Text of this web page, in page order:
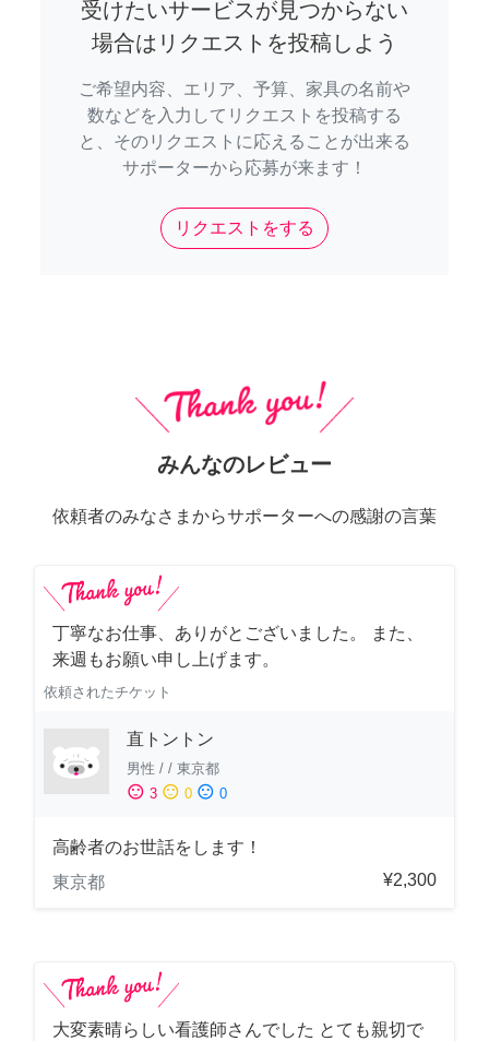
受けたいサービスが見つからない
場合はリクエストを投稿しよう
ご希望内容、エリア、予算、家具の名前や
数などを入力してリクエストを投稿する
と、そのリクエストに応えることが出来る
サポーターから応募が来ます！
リクエストをする
みんなのレビュー
依頼者のみなさまからサポーターへの感謝の言葉
丁寧なお仕事、ありがとございました。 また、
来週もお願い申し上げます。
依頼されたチケット
直トントン
男性 / / 東京都
sentiment_satisfied 3 sentiment_neutral 0 sentiment_dissatisfied 0
高齢者のお世話をします！
東京都
¥2,300
大変素晴らしい看護師さんでした とても親切で